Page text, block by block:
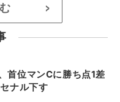
>
首位マンCに勝ち点1差
ナル下す